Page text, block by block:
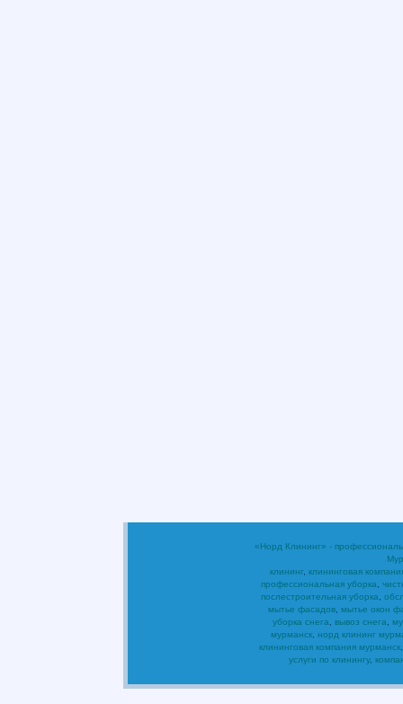
«Норд Клининг» -
клининг клининговая
профессиональная уборка
послестроительная уборка
мытье фасадов мытье окон
уборка снега
вывоз снега
мурманск, норд клининг
клининговая компания мурманск
услуги по клинингу,